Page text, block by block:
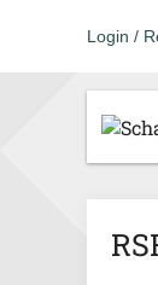
Login /